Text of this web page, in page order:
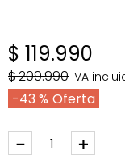
$ 119.990
$209.990 IVA
43 %
＋
－